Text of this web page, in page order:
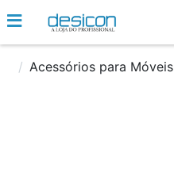
Acessórios para Móveis